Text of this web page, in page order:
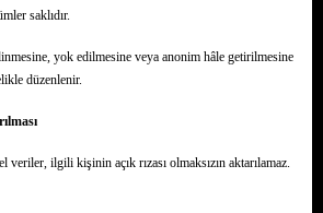
saklıdır.
yok edilmesine veya anonim hâle getirilmesine
düzenlenir.
ilgili kişinin açık rızası olmaksızın aktarılamaz.